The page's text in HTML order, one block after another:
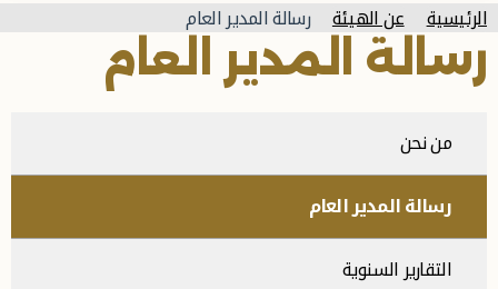
الرئيسية عن الهيئة رسالة المدير العام
رسالة المدير العام
من نحن
رسالة المدير العام
التقارير السنوية